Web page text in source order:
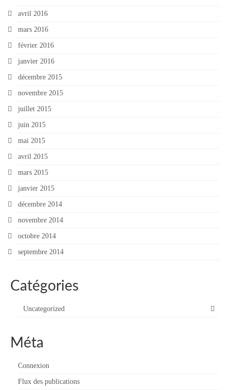
avril 2016
mars 2016
février 2016
janvier 2016
décembre 2015
novembre 2015
juillet 2015
juin 2015
mai 2015
avril 2015
mars 2015
janvier 2015
décembre 2014
novembre 2014
octobre 2014
septembre 2014
Catégories
Uncategorized
Méta
Connexion
Flux des publications